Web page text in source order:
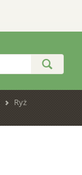
Ryż